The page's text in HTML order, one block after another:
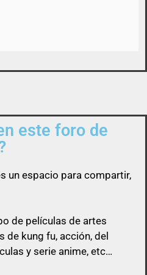
este foro de
un espacio para compartir,
de películas de artes
de kung fu, acción, del
y serie anime, etc…